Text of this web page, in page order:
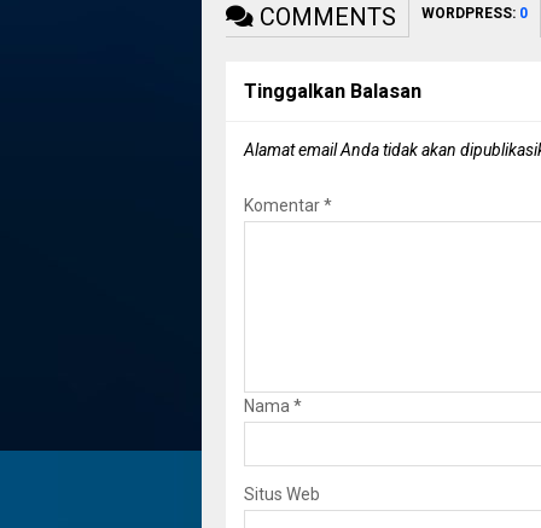
COMMENTS WORDPRESS: 0
Tinggalkan Balasan
Alamat email Anda tidak akan
Komentar*
Nama *
Situs Web